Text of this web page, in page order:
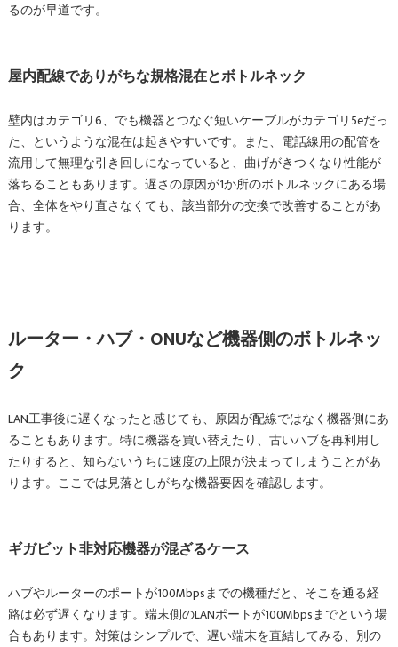
るのが早道です。
屋内配線でありがちな規格混在とボトルネック
壁内はカテゴリ6、でも機器とつなぐ短いケーブルがカテゴリ5eだっ
た、というような混在は起きやすいです。また、電話線用の配管を
流用して無理な引き回しになっていると、曲げがきつくなり性能が
落ちることもあります。遅さの原因が1か所のボトルネックにある場
合、全体をやり直さなくても、該当部分の交換で改善することがあ
ります。
ルーター・ハブ・ONUなど機器側のボトルネッ
ク
LAN工事後に遅くなったと感じても、原因が配線ではなく機器側にあ
ることもあります。特に機器を買い替えたり、古いハブを再利用し
たりすると、知らないうちに速度の上限が決まってしまうことがあ
ります。ここでは見落としがちな機器要因を確認します。
ギガビット非対応機器が混ざるケース
ハブやルーターのポートが100Mbpsまでの機種だと、そこを通る経
路は必ず遅くなります。端末側のLANポートが100Mbpsまでという場
合もあります。対策はシンプルで、遅い端末を直結してみる、別の